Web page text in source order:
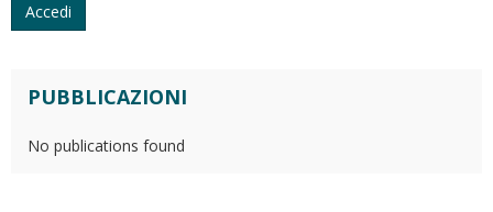
Accedi
PUBBLICAZIONI
No publications found